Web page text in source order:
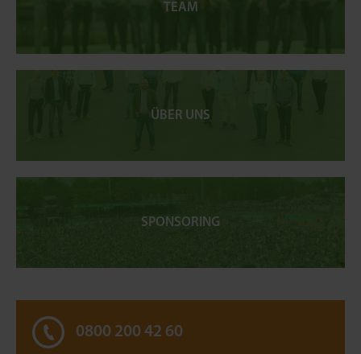
TEAM
ÜBER UNS
SPONSORING
0800 200 42 60